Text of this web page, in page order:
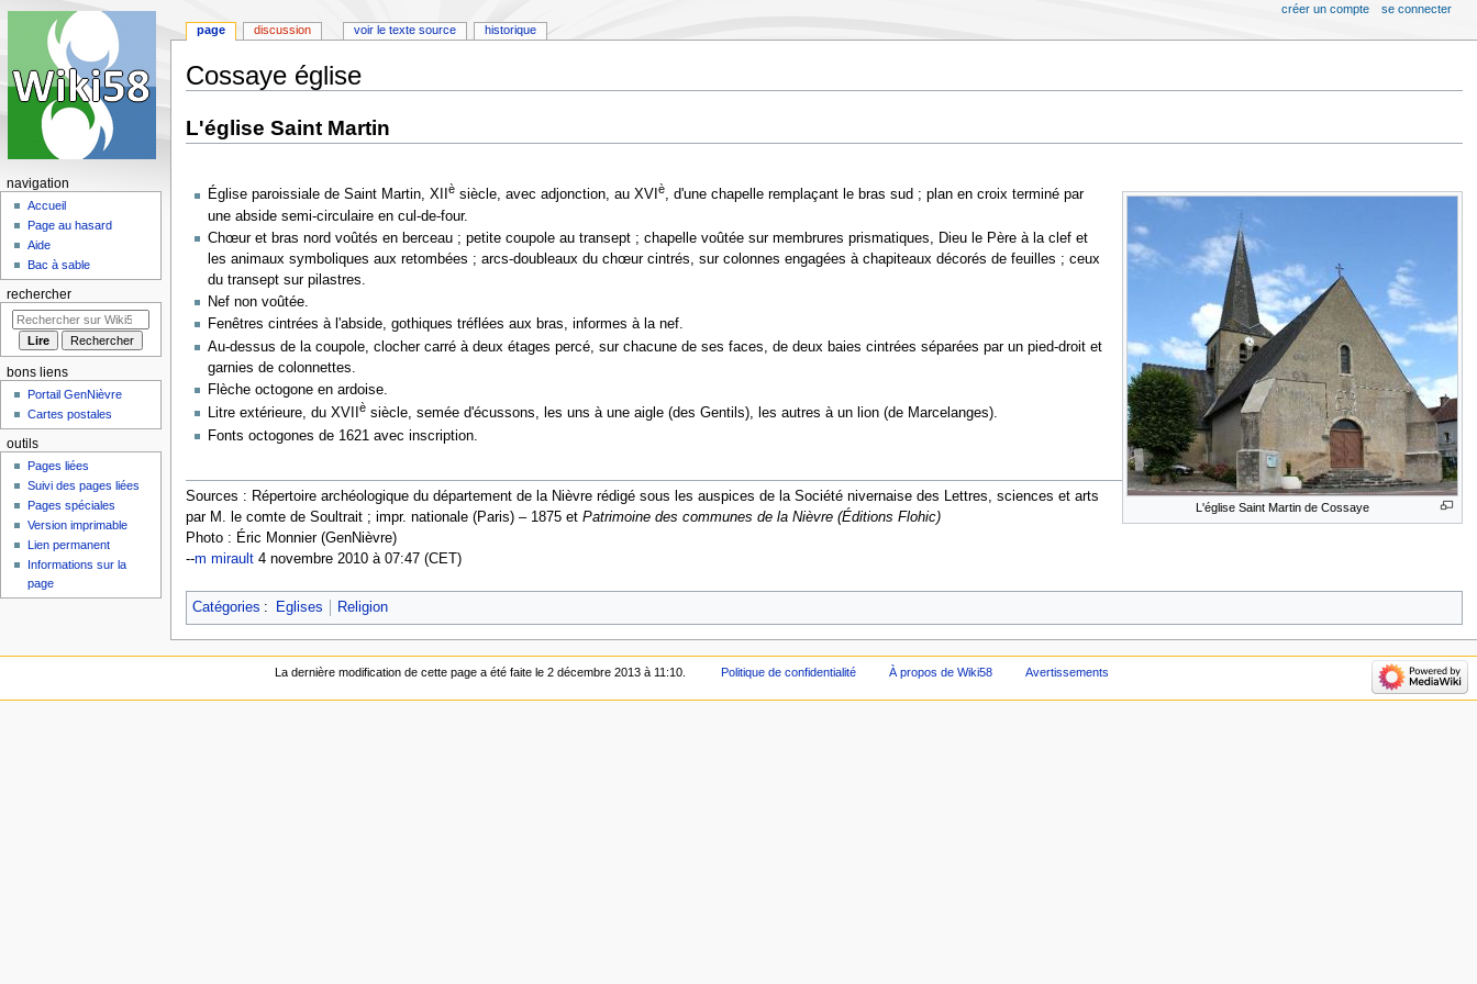
Cossaye église
à
à
L'église Saint Martin
L'église Saint Martin de Cossaye
Église paroissiale de Saint Martin, XII èsiècle, avec adjonction, au XVI è, d'une chapelle remplaçant le bras sud ; plan en croix terminé par
une abside semi-circulaire en cul-de-four.
Chœur et bras nord voûtés en berceau ; petite coupole au transept ; chapelle voûtée sur membrures prismatiques, Dieu le Père à la clef et
les animaux symboliques aux retombées ; arcs-doubleaux du chœur cintrés, sur colonnes engagées à chapiteaux décorés de feuilles ; ceux
du transept sur pilastres.
Nef non voûtée.
Fenêtres cintrées à l'abside, gothiques tréflées aux bras, informes à la nef.
Au-dessus de la coupole, clocher carré à deux étages percé, sur chacune de ses faces, de deux baies cintrées séparées par un pied-droit et
garnies de colonnettes.
Flèche octogone en ardoise.
Litre extérieure, du XVII èsiècle, semée d'écussons, les uns à une aigle (des Gentils), les autres à un lion (de Marcelanges).
Fonts octogones de 1621 avec inscription.
Sources : Répertoire archéologique du département de la Nièvre rédigé sous les auspices de la Société nivernaise des Lettres, sciences et arts
par M. le comte de Soultrait ; impr. nationale (Paris) – 1875 et Patrimoine des communes de la Nièvre (Éditions Flohic)
Photo : Éric Monnier (GenNièvre)
--m mirault4 novembre 2010 à 07:47 (CET)
Catégories : Eglises Religion
page discussion voir le texte source historique
créer un compte se connecter
navigation
Accueil
Page au hasard
Aide
Bac à sable
rechercher
bons liens
Portail GenNièvre
Cartes postales
outils
Pages liées
Suivi des pages liées
Pages spéciales
Version imprimable
Lien permanent
Informations sur la
page
La dernière modification de cette page a été faite le 2 décembre 2013 à 11:10. Politique de confidentialité À propos de Wiki58 Avertissements